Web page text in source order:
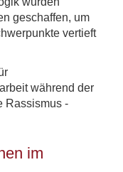
geschaffen, um
vertieft
im